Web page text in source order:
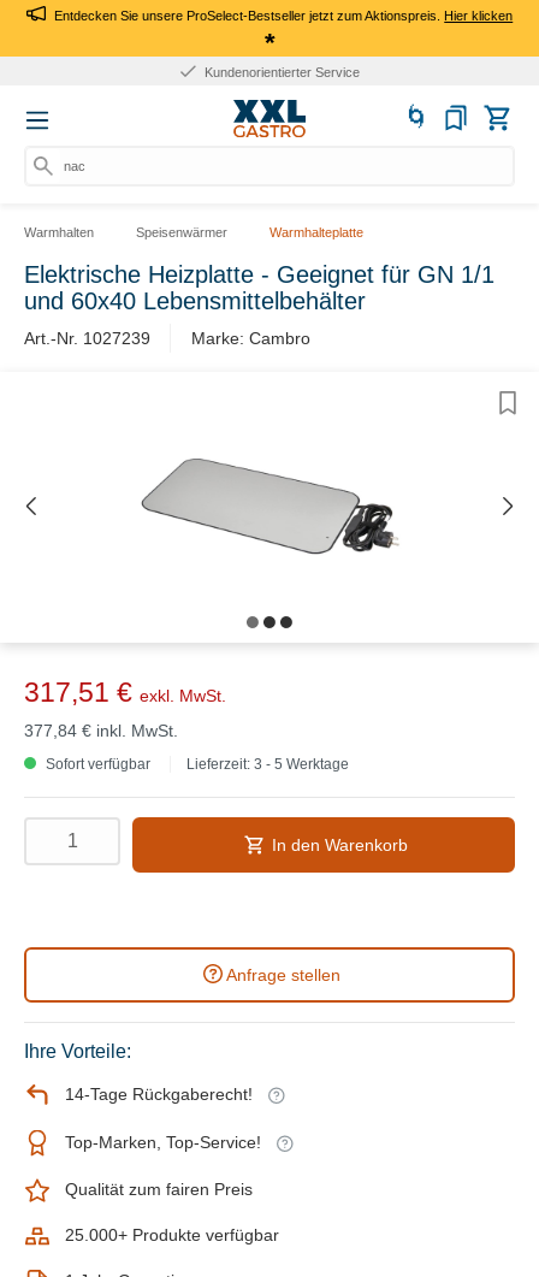
Entdecken Sie unsere ProSelect-Bestseller jetzt zum Aktionspreis.Hier klicken
*
Kundenorientierter Service
nach
Warmhalten Speisenwärmer Warmhalteplatte
Elektrische Heizplatte - Geeignet für GN 1/1
und 60x40 Lebensmittelbehälter
Art.-Nr. 1027239 Marke: Cambro
317,51 € exkl. MwSt.
377,84 € inkl. MwSt.
Sofort verfügbar Lieferzeit: 3 - 5 Werktage
In den Warenkorb
Anfrage stellen
Ihre Vorteile:
14-Tage Rückgaberecht!
Top-Marken, Top-Service!
Qualität zum fairen Preis
25.000+ Produkte verfügbar